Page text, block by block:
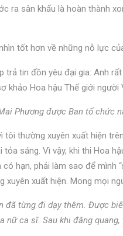
ra sân khấu là hoàn thành
tốt hơn về những nỗ lực
khảo Hoa hậu Thế giới
Phương được Ban tổ chức
thường xuyên xuất hiện
sáng. Vì vậy, khi thi Hoa
hạn, phải làm sao để mình
xuất hiện. Mong mọi
đã từng đi dạy thêm. Được
nữ ca sĩ. Sau khi đăng